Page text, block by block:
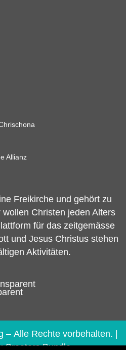
Allianz
Freikirche und gehört zu
wollen Christen jeden Alters
für das zeitgemässe
und Jesus Christus stehen
Aktivitäten.
– Alle Rechte vorbehalten. |
Creators Bundle